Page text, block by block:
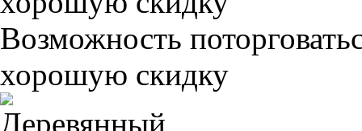
Возможность
хорошую скидку